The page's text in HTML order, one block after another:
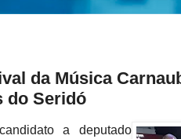
da Música
do Seridó
a deputado